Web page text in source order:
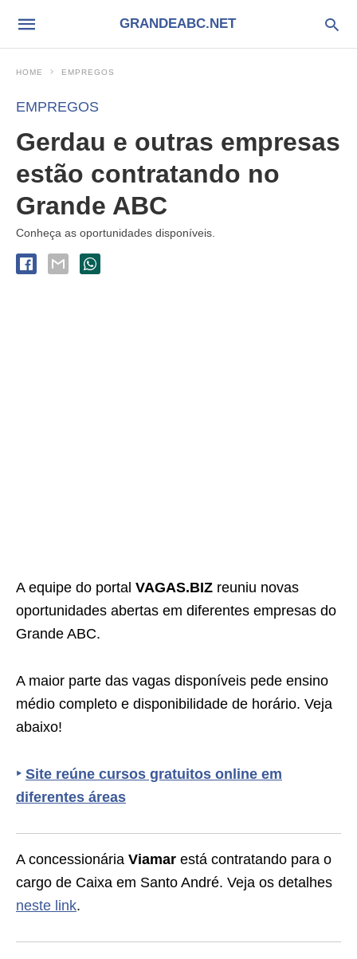
GRANDEABC.NET
HOME EMPREGOS
EMPREGOS
Gerdau e outras empresas
estão contratando no
Grande ABC
Conheça as oportunidades disponíveis.
A equipe do portal VAGAS.BIZ reuniu novas
oportunidades abertas em diferentes empresas do
Grande ABC.
A maior parte das vagas disponíveis pede ensino
médio completo e disponibilidade de horário. Veja
abaixo!
‣ Site reúne cursos gratuitos online em
diferentes áreas
A concessionária Viamar está contratando para o
cargo de Caixa em Santo André. Veja os detalhes
neste link.